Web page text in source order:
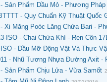
- Sản Phẩm Dầu Mỏ - Phương
- Quy Chuẩn Kỹ Thuật
Xi Măng Poóc Lăng Chứa Bari -
ISO - Chai Chứa Khí - Ren Côn
ISO - Dầu Mỡ Động Vật Và Thực
- Nhũ Tương Nhựa Đường Axit
Sản Phẩm Chịu Lửa - Vữa Samốt